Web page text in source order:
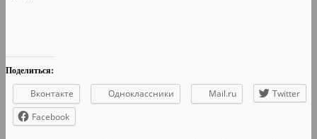
Поделиться:
Вконтакте Одноклассники Mail.ru
Twitter
Facebook